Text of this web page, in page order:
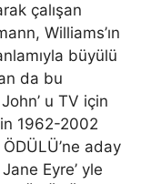
çalışan
Williams’ın
büyülü
da bu
u TV için
1962-2002
aday
Eyre’ yle